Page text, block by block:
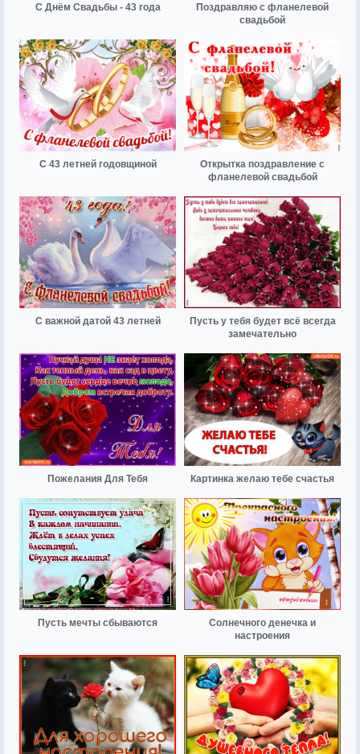
С Днём Свадьбы - 43 года
Поздравляю с фланелевой
свадьбой
С 43 летней годовщиной
Открытка поздравление с
фланелевой свадьбой
С важной датой 43 летней
Пусть у тебя будет всё всегда
замечательно
Пожелания Для Тебя Картинка желаю тебе счастья
Пусть мечты сбываются
Солнечного денечка и
настроения